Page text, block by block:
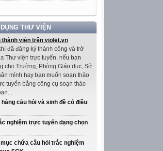
THƯ VIỆN
viên trên violet.vn
đã đăng ký thành công và trở
Thư viện trực tuyến, nếu bạn
cho Trường, Phòng Giáo dục, Sở
mình hay bạn muốn soạn thảo
tuyến bằng công cụ soạn thảo
hàng câu hỏi và sinh đề có điều
nghiệm trực tuyến dạng chọn
chứa câu hỏi trắc nghiệm